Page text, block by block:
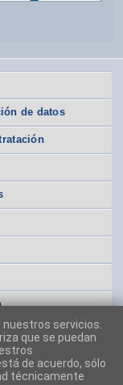
de datos
nuestros servicios.
que se puedan
de acuerdo, sólo
técnicamente